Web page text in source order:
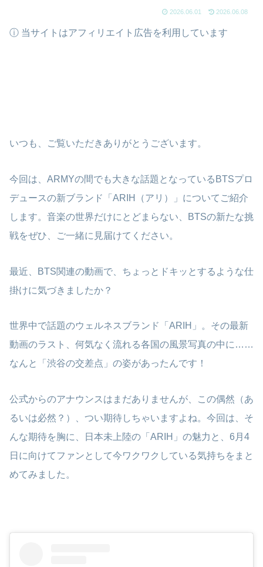
2026.06.01 2026.06.08
ⓘ 当サイトはアフィリエイト広告を利用しています
いつも、ご覧いただきありがとうございます。
今回は、ARMYの間でも大きな話題となっているBTSプロ
デュースの新ブランド「ARIH（アリ）」についてご紹介
します。音楽の世界だけにとどまらない、BTSの新たな挑
戦をぜひ、ご一緒に見届けてください。
最近、BTS関連の動画で、ちょっとドキッとするような仕
掛けに気づきましたか？
世界中で話題のウェルネスブランド「ARIH」。その最新
動画のラスト、何気なく流れる各国の風景写真の中に……
なんと「渋谷の交差点」の姿があったんです！
公式からのアナウンスはまだありませんが、この偶然（あ
るいは必然？）、つい期待しちゃいますよね。今回は、そ
んな期待を胸に、日本未上陸の「ARIH」の魅力と、6月4
日に向けてファンとして今ワクワクしている気持ちをまと
めてみました。